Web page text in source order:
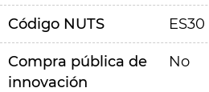
Código NUTS ES30
Compra pública de
innovación
No